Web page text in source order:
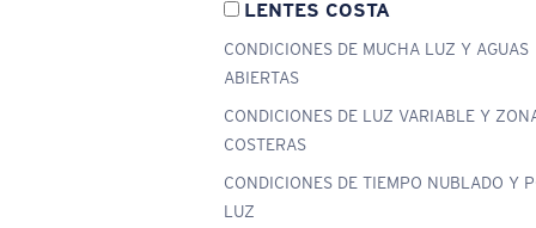
LENTES COSTA
CONDICIONES DE MUCHA LUZ Y AGUAS
ABIERTAS
CONDICIONES DE LUZ VARIABLE Y
COSTERAS
CONDICIONES DE TIEMPO NUBLADO Y
LUZ